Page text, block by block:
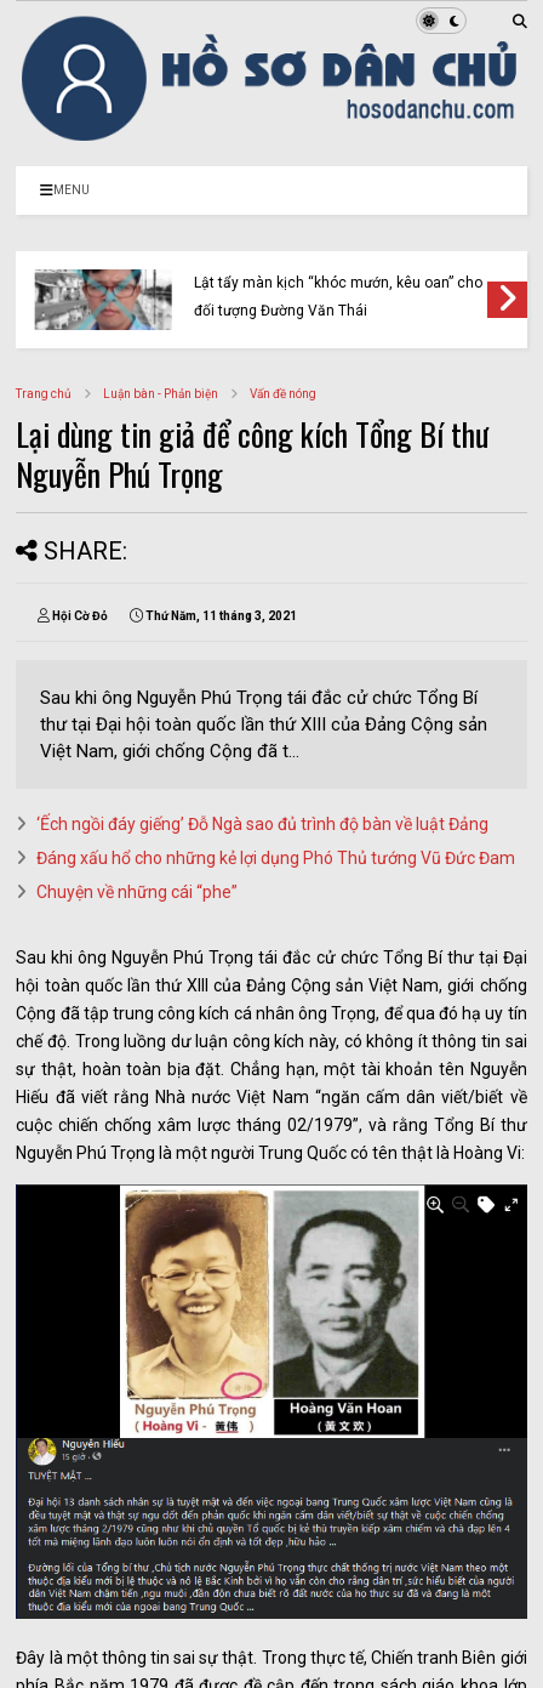
MENU
Lật tẩy màn kịch “khóc mướn, kêu oan” cho
đối tượng Đường Văn Thái
Trang chủ Luận bàn - Phản biện Vấn đề nóng
Lại dùng tin giả để công kích Tổng Bí thư
Nguyễn Phú Trọng
SHARE:
Hội Cờ Đỏ Thứ Năm, 11 tháng 3, 2021
Sau khi ông Nguyễn Phú Trọng tái đắc cử chức Tổng Bí
thư tại Đại hội toàn quốc lần thứ XIII của Đảng Cộng sản
Việt Nam, giới chống Cộng đã t...
‘Ếch ngồi đáy giếng’ Đỗ Ngà sao đủ trình độ bàn về luật Đảng
Đáng xấu hổ cho những kẻ lợi dụng Phó Thủ tướng Vũ Đức Đam
Chuyện về những cái “phe”
Sau khi ông Nguyễn Phú Trọng tái đắc cử chức Tổng Bí thư tại Đại
hội toàn quốc lần thứ XIII của Đảng Cộng sản Việt Nam, giới chống
Cộng đã tập trung công kích cá nhân ông Trọng, để qua đó hạ uy tín
chế độ. Trong luồng dư luận công kích này, có không ít thông tin sai
sự thật, hoàn toàn bịa đặt. Chẳng hạn, một tài khoản tên Nguyễn
Hiếu đã viết rằng Nhà nước Việt Nam “ngăn cấm dân viết/biết về
cuộc chiến chống xâm lược tháng 02/1979”, và rằng Tổng Bí thư
Nguyễn Phú Trọng là một người Trung Quốc có tên thật là Hoàng Vi:
Đây là một thông tin sai sự thật. Trong thực tế, Chiến tranh Biên giới